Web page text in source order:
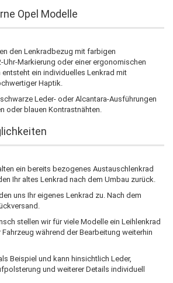
Opel Modelle
den Lenkradbezug mit farbigen
Uhr-Markierung oder einer ergonomischen
ein individuelles Lenkrad mit
Haptik.
Leder- oder Alcantara-Ausführungen
oder blauen Kontrastnähten.
ein bereits bezogenes Austauschlenkrad
Ihr altes Lenkrad nach dem Umbau zurück.
uns Ihr eigenes Lenkrad zu. Nach dem
stellen wir für viele Modelle ein Leihlenkrad
während der Bearbeitung weiterhin
Beispiel und kann hinsichtlich Leder,
und weiterer Details individuell